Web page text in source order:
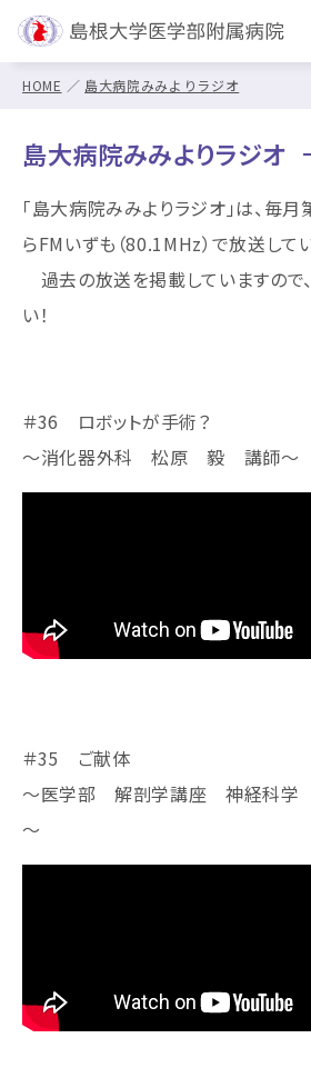
HOME 島大病院みみよりラジオ
島大病院みみよりラジオ
「島大病院みみよりラジオ」は、毎
らFMいずも（80.1MHz）で放送して
過去の放送を掲載していますので
い！
＃36 ロボットが手術？
～消化器外科 松原 毅 講師～
＃35 ご献体
～医学部 解剖学講座 神経科
～